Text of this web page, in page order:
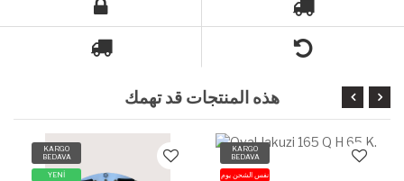
هذه المنتجات قد تهمك
KARGO
BEDAVA
YENİ
KARGO
BEDAVA
نفس الشحن يوم